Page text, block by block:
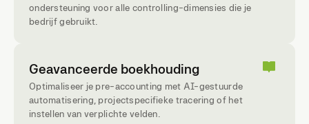
ondersteuning voor alle controlling-dimensies die je
bedrijf gebruikt.
Geavanceerde boekhouding
Optimaliseer je pre-accounting met AI-gestuurde
automatisering, projectspecifieke tracering of het
instellen van verplichte velden.